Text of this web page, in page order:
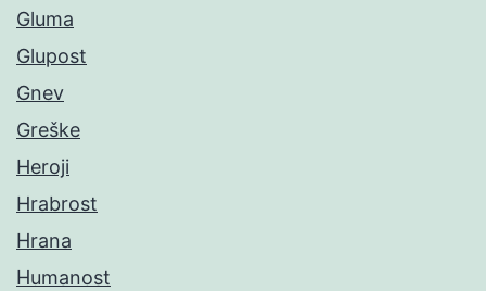
Gluma
Glupost
Gnev
Greške
Heroji
Hrabrost
Hrana
Humanost